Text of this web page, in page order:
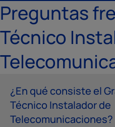
Preguntas
Técnico
¿En qué consiste el
Técnico Instalador de
Telecomunicaciones?